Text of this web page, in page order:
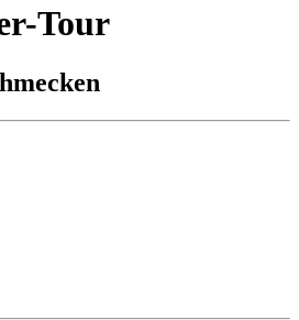
Tour